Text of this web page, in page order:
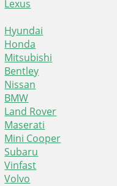
Lexus
Hyundai
Honda
Mitsubishi
Bentley
Nissan
BMW
Land Rover
Maserati
Mini Cooper
Subaru
Vinfast
Volvo